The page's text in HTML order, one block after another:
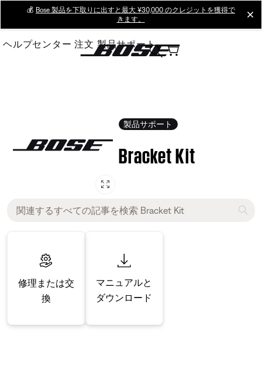
Main
💰 Bose 製品を下取りに出すと最大 ¥30,000 のクレジットを獲得で
きます。
ヘルプセンター 注文 製品サポート
製品サポート
Bracket Kit
修理または交
換
マニュアルと
ダウンロード